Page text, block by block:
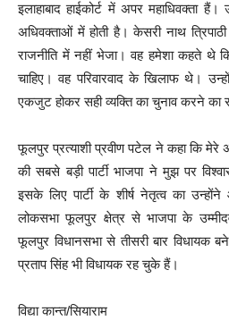
इलाहाबाद हाईकोर्ट में अपर महाधिवक्ता
अधिवक्ताओं में होती है। केसरी नाथ
राजनीति में नहीं भेजा। वह हमेशा कहते थे कि
चाहिए। वह परिवारवाद के खिलाफ थे।
एकजुट होकर सही व्यक्ति का चुनाव करने का
फूलपुर प्रत्याशी प्रवीण पटेल ने कहा कि मेरे
की सबसे बड़ी पार्टी भाजपा ने मुझ पर
इसके लिए पार्टी के शीर्ष नेतृत्व का
लोकसभा फूलपुर क्षेत्र से भाजपा के
फूलपुर विधानसभा से तीसरी बार विधायक
प्रताप सिंह भी विधायक रह चुके हैं।
विद्या कान्त/सियाराम